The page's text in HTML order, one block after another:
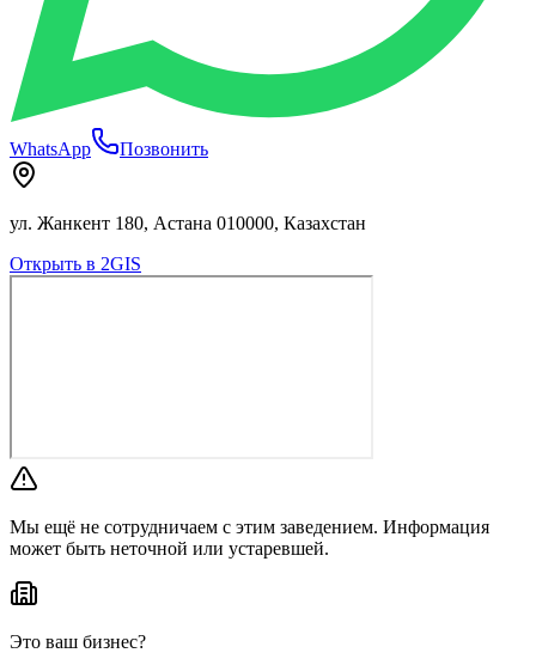
WhatsApp Позвонить
ул. Жанкент 180, Астана 010000, Казахстан
Открыть в 2GIS
Мы ещё не сотрудничаем с этим заведением. Информация
может быть неточной или устаревшей.
Это ваш бизнес?